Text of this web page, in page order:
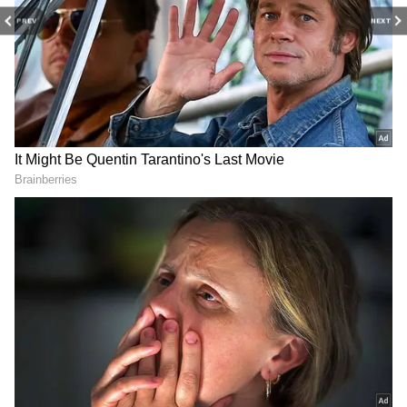
PREV NEXT
RECOMMENDED STORIES
Indian Railways: ரயிலில்
லக்கேஜ் தொலைந்தால்
தருமா? இந்த விதி
உங்களுக்குத் தெரியுமா?
Zero Electricity Bill: 19
லட்சம் வீடுகளுக்கு 0
மின் கட்டணம்..! தூள்
கிளப்பும் பயனாளர்கள்..